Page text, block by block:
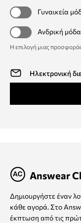
Γυναικεία
Ανδρική μόδα
Η επιλογή μιας
Answear
Δημιουργήστε έναν
κάθε αγορά. Στο
έκπτωση από τις